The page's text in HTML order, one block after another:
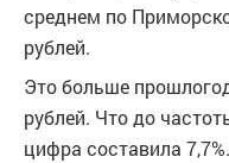
среднем по
рублей.
Это больше
рублей. Что до
цифра составила